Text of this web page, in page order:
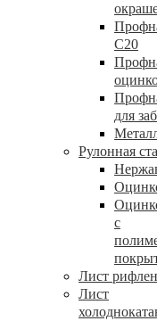
С20
для
Рулонная
с
Лист
Лист